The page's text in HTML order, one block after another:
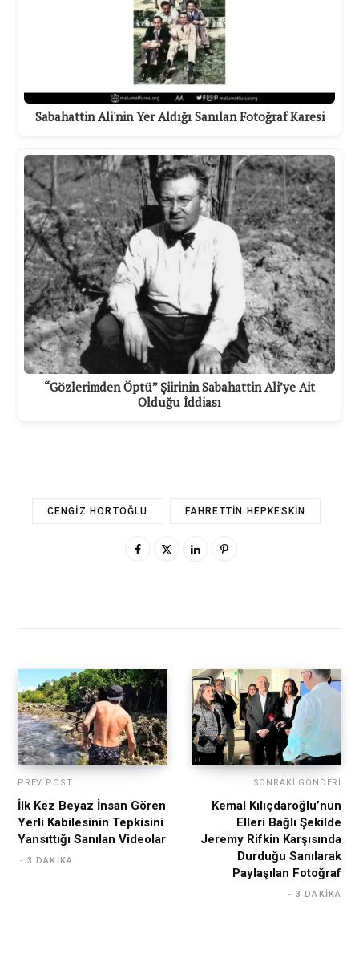
Sabahattin Ali'nin Yer Aldığı Sanılan Fotoğraf Karesi
“Gözlerimden Öptü” Şiirinin Sabahattin Ali’ye Ait
Olduğu İddiası
CENGIZ HORTOĞLU FAHRETTIN HEPKESKIN
PREV POST
İlk Kez Beyaz İnsan Gören
Yerli Kabilesinin Tepkisini
Yansıttığı Sanılan Videolar
3 DAKIKA
SONRAKI GÖNDERI
Kemal Kılıçdaroğlu’nun
Elleri Bağlı Şekilde
Jeremy Rifkin Karşısında
Durduğu Sanılarak
Paylaşılan Fotoğraf
3 DAKIKA